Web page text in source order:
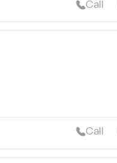
Call
Call